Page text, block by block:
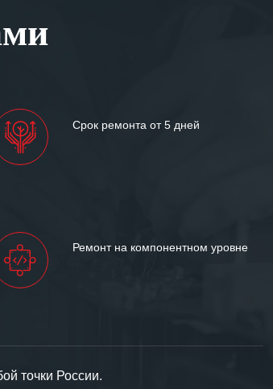
Срок ремонта от 5 дней
Ремонт на компонентном уровне
точки России.